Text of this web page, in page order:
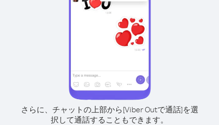
さらに、チャットの上部から[Viber Outで通話]を選
択して通話することもできます。